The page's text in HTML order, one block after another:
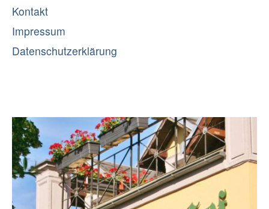
Kontakt
Impressum
Datenschutzerklärung